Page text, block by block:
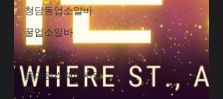
청담동업소알바
꿀업소알바
업소꿀알바
동대문스웨디시알
바